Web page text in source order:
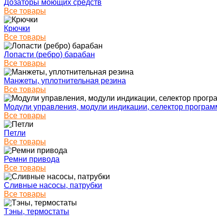
Дозаторы моющих средств
Все товары
Крючки
Все товары
Лопасти (ребро) барабан
Все товары
Манжеты, уплотнительная резина
Все товары
Модули управления, модули индикации, селектор
Все товары
Петли
Все товары
Ремни привода
Все товары
Сливные насосы, патрубки
Все товары
Тэны, термостаты